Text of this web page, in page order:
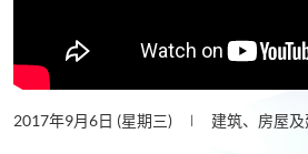
2017年9月6日 (星期三) 建筑、房屋